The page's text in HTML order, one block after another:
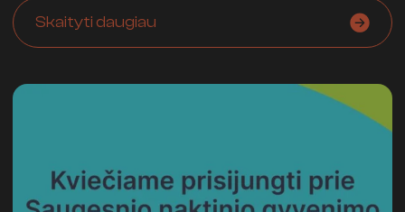
Skaityti daugiau